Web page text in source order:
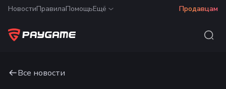
НовостиПравилаПомощьЕщё Продавцам
Все новости